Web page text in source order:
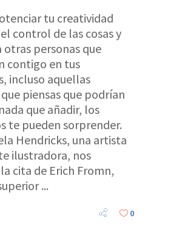
tu creatividad
control de las cosas y
otras personas que
contigo en tus
incluso aquellas
piensas que podrían
que añadir, los
te pueden sorprender.
Hendricks, una artista
ilustradora, nos
cita de Erich Fromn,
0